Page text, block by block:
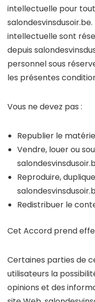
intellectuelle pour
intellectuelle sont
depuis
personnel sous
les présentes
Vous ne devez pas :
Republier le
Vendre, louer ou
Reproduire,
Redistribuer le
Cet Accord prend
Certaines parties de
utilisateurs la
opinions et des